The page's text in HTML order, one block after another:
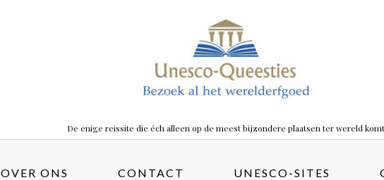
De enige reissite die éch alleen op de meest bijzondere plaatsen ter wereld komt
OVER ONS CONTACT UNESCO-SITES